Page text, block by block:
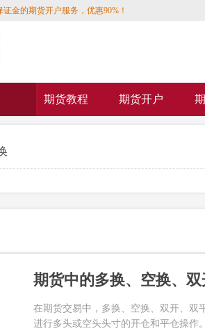
金的期货开户服务，优惠90%！
期货教程 期货开户
期货中的多换、空换、
在期货交易中，多换、空换、双开、双
进行多头或空头头寸的开仓和平仓操作